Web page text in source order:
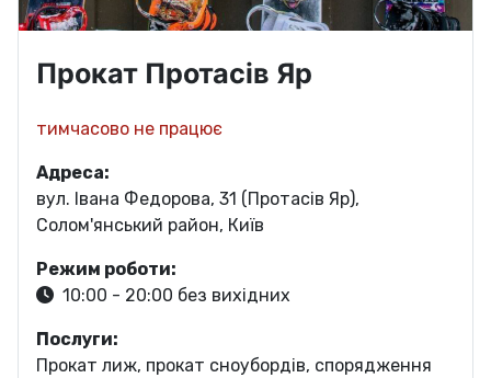
Прокат Протасів Яр
тимчасово не працює
Адреса:
вул. Івана Федорова, 31 (Протасів Яр),
Солом'янський район, Київ
Режим роботи:
10:00 - 20:00 без вихідних
Послуги:
Прокат лиж, прокат сноубордів, спорядження